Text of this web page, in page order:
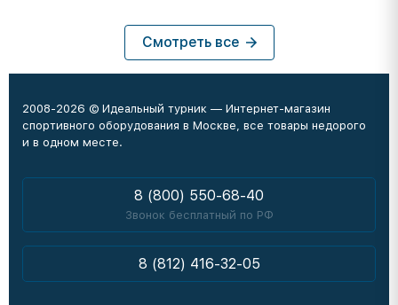
Смотреть все
2008-2026 © Идеальный турник — Интернет-магазин
спортивного оборудования в Москве, все товары недорого
и в одном месте.
8 (800) 550-68-40
Звонок бесплатный по РФ
8 (812) 416-32-05